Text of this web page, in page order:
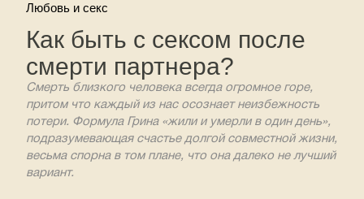
Любовь и секс
Как быть с сексом после
смерти партнера?
Смерть близкого человека всегда огромное горе,
притом что каждый из нас осознает неизбежность
потери. Формула Грина «жили и умерли в один день»,
подразумевающая счастье долгой совместной жизни,
весьма спорна в том плане, что она далеко не лучший
вариант.